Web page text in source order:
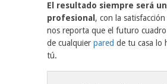
El resultado siempre será
profesional , con la
nos reporta que el futuro
de cualquier pared de tu casa lo
tú.